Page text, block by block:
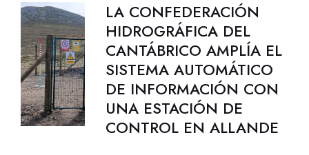
LA CONFEDERACIÓN
HIDROGRÁFICA DEL
CANTÁBRICO AMPLÍA EL
SISTEMA AUTOMÁTICO
DE INFORMACIÓN CON
UNA ESTACIÓN DE
CONTROL EN ALLANDE